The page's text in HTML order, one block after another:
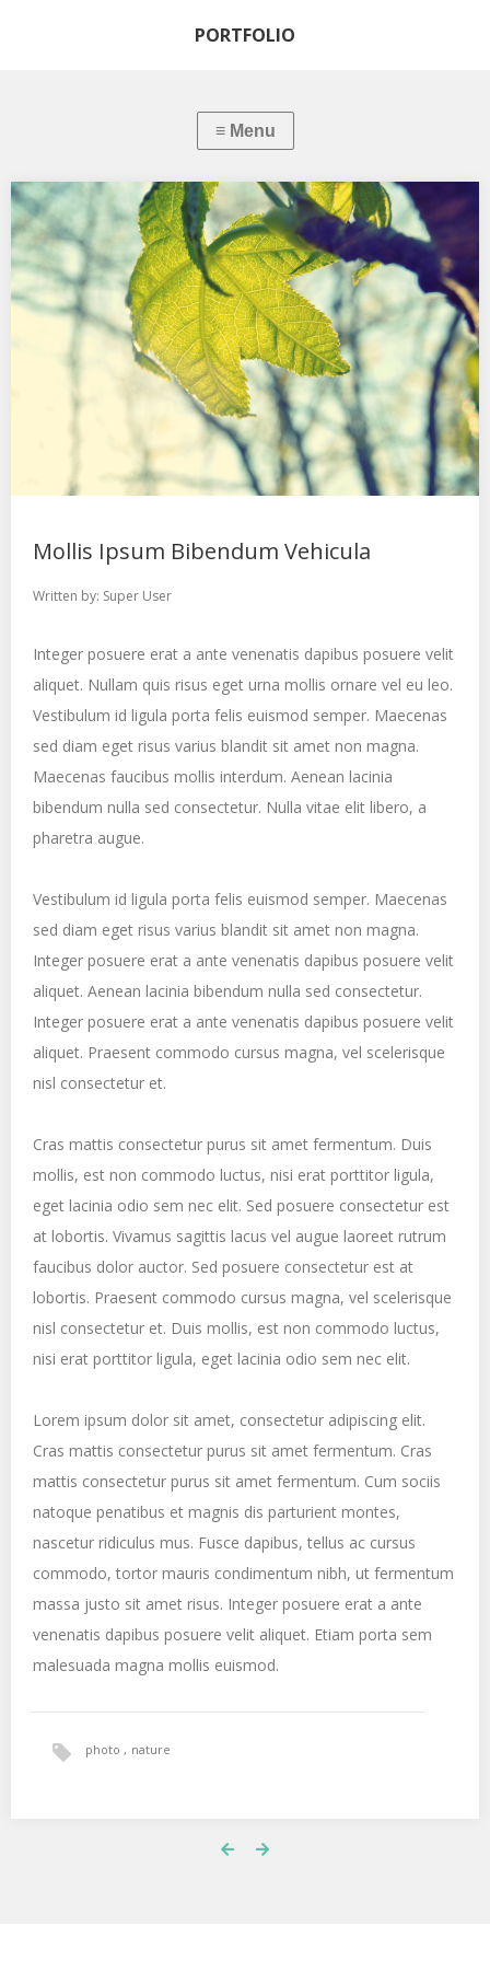
PORTFOLIO
Mollis Ipsum Bibendum Vehicula
Written by: Super User
Integer posuere erat a ante venenatis dapibus posuere velit
aliquet. Nullam quis risus eget urna mollis ornare vel eu leo.
Vestibulum id ligula porta felis euismod semper. Maecenas
sed diam eget risus varius blandit sit amet non magna.
Maecenas faucibus mollis interdum. Aenean lacinia
bibendum nulla sed consectetur. Nulla vitae elit libero, a
pharetra augue.
Vestibulum id ligula porta felis euismod semper. Maecenas
sed diam eget risus varius blandit sit amet non magna.
Integer posuere erat a ante venenatis dapibus posuere velit
aliquet. Aenean lacinia bibendum nulla sed consectetur.
Integer posuere erat a ante venenatis dapibus posuere velit
aliquet. Praesent commodo cursus magna, vel scelerisque
nisl consectetur et.
Cras mattis consectetur purus sit amet fermentum. Duis
mollis, est non commodo luctus, nisi erat porttitor ligula,
eget lacinia odio sem nec elit. Sed posuere consectetur est
at lobortis. Vivamus sagittis lacus vel augue laoreet rutrum
faucibus dolor auctor. Sed posuere consectetur est at
lobortis. Praesent commodo cursus magna, vel scelerisque
nisl consectetur et. Duis mollis, est non commodo luctus,
nisi erat porttitor ligula, eget lacinia odio sem nec elit.
Lorem ipsum dolor sit amet, consectetur adipiscing elit.
Cras mattis consectetur purus sit amet fermentum. Cras
mattis consectetur purus sit amet fermentum. Cum sociis
natoque penatibus et magnis dis parturient montes,
nascetur ridiculus mus. Fusce dapibus, tellus ac cursus
commodo, tortor mauris condimentum nibh, ut fermentum
massa justo sit amet risus. Integer posuere erat a ante
venenatis dapibus posuere velit aliquet. Etiam porta sem
malesuada magna mollis euismod.
photo nature